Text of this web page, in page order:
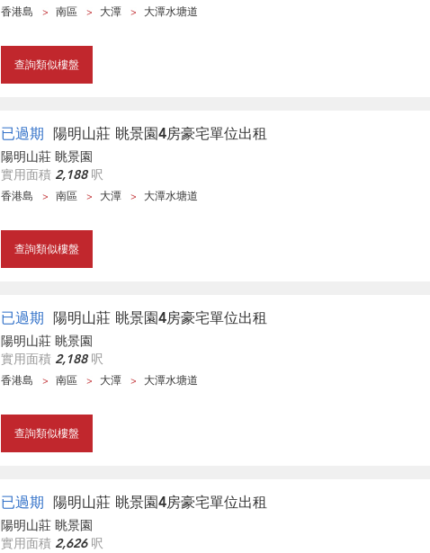
香港島 南區 大潭 大潭水塘道
查詢類似樓盤
已過期 陽明山莊 眺景園4房豪宅單位出租
陽明山莊 眺景園
實用面積 2,188呎
香港島 南區 大潭 大潭水塘道
查詢類似樓盤
已過期 陽明山莊 眺景園4房豪宅單位出租
陽明山莊 眺景園
實用面積 2,188呎
香港島 南區 大潭 大潭水塘道
查詢類似樓盤
已過期 陽明山莊 眺景園4房豪宅單位出租
陽明山莊 眺景園
實用面積 2,626呎